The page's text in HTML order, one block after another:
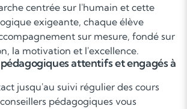
centrée sur l'humain et cette
exigeante, chaque élève
sur mesure, fondé sur
la motivation et l'excellence.
attentifs et engagés à
jusqu'au suivi régulier des cours
pédagogiques vous